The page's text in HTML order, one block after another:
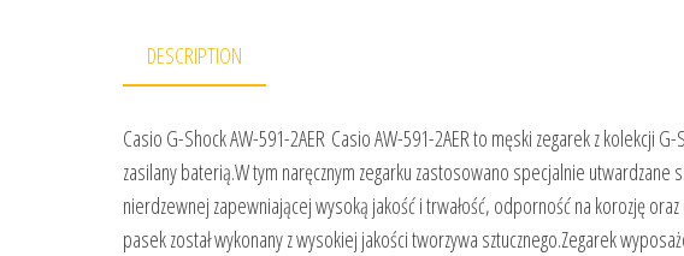
DESCRIPTION
Casio G-Shock AW-591-2AER Casio AW-591-2AER to męski zegarek z kolekcji
zasilany baterią.W tym naręcznym zegarku zastosowano specjalnie utwardzane
nierdzewnej zapewniającej wysoką jakość i trwałość, odporność na korozję
pasek został wykonany z wysokiej jakości tworzywa sztucznego.Zegarek